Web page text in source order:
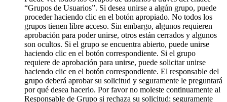
“Grupos de Usuarios”. Si desea unirse a algún grupo, puede
proceder haciendo clic en el botón apropiado. No todos los
grupos tienen libre acceso. Sin embargo, algunos requieren
aprobación para poder unirse, otros están cerrados y algunos
son ocultos. Si el grupo se encuentra abierto, puede unirse
haciendo clic en el botón correspondiente. Si el grupo
requiere de aprobación para unirse, puede solicitar unirse
haciendo clic en el botón correspondiente. El responsable del
grupo deberá aprobar su solicitud y seguramente le preguntará
por qué desea hacerlo. Por favor no moleste continuamente al
Responsable de Grupo si rechaza su solicitud; seguramente